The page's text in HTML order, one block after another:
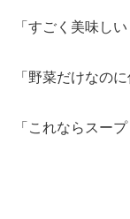
「すごく美味しい
「野菜だけなの
「これならスー